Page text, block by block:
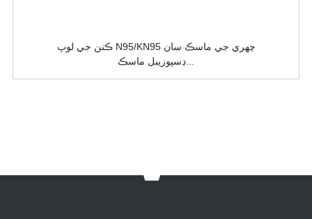
ڪنن جي لوپ N95/KN95 چهري جي ماسڪ سان